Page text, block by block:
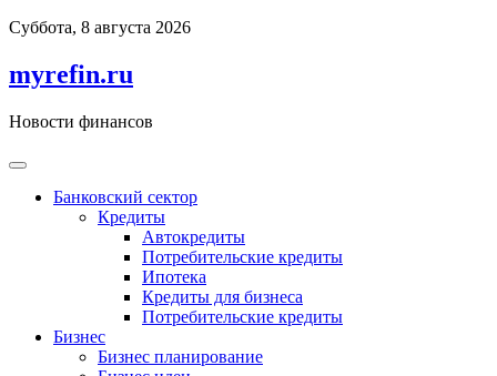
Перейти
содержимому
Суббота, 8 августа 2026
myrefin.ru
Новости финансов
Банковский сектор
Кредиты
Автокредиты
Потребительские кредиты
Ипотека
Кредиты для бизнеса
Потребительские кредиты
Бизнес
Бизнес планирование